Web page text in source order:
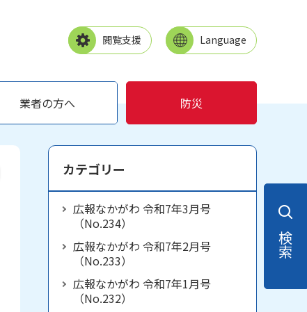
閲覧支援 Language
業者の方へ 防災
カテゴリー
広報なかがわ 令和7年3月号
（No.234）
広報なかがわ 令和7年2月号
（No.233）
広報なかがわ 令和7年1月号
（No.232）
検索